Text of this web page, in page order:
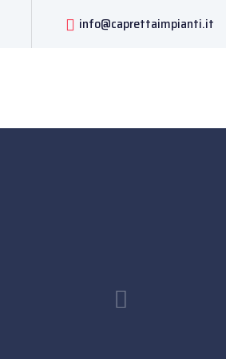
info@caprettaimpianti.it